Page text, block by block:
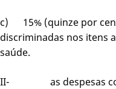
c) 15% (quinze por
discriminadas nos itens
saúde.
II- as despesas com